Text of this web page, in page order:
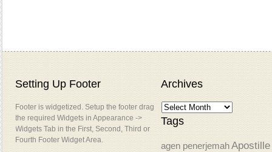
Setting Up Footer
Footer is widgetized. Setup the footer drag
the required Widgets in Appearance ->
Widgets Tab in the First, Second, Third or
Fourth Footer Widget Area.
Archives
Tags
agen penerjemah Apostille